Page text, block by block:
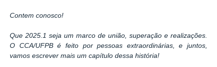
Contem conosco!
Que 2025.1 seja um marco de união, superação e realizações.
O CCA/UFPB é feito por pessoas extraordinárias, e juntos,
vamos escrever mais um capítulo dessa história!